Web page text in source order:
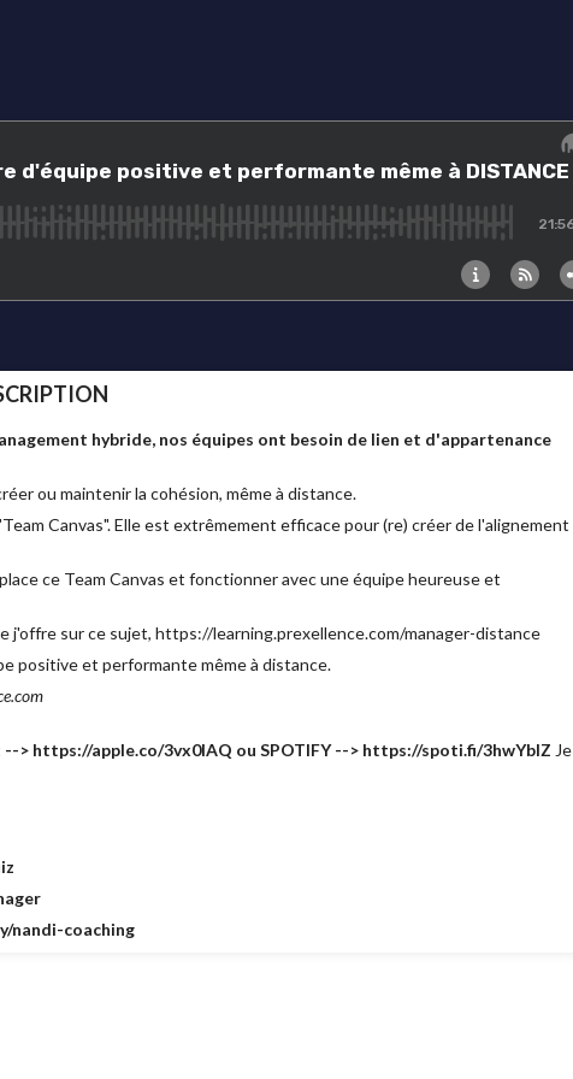
hybride, nos équipes ont besoin de lien et d'appartenance
ou maintenir la cohésion, même à distance.
Canvas". Elle est extrêmement efficace pour (re) créer de l'alignement
ce Team Canvas et fonctionner avec une équipe heureuse et
j'offre sur ce sujet, https://learning.prexellence.com/manager-distance
positive et performante même à distance.
> https://apple.co/3vx0lAQ ou SPOTIFY --> https://spoti.fi/3hwYbIZ Je
nandi-coaching